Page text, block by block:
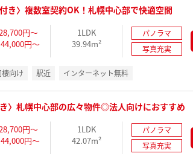
き〉複数室契約OK！札幌中心部で快適空間
円～
円～
1LDK
39.94m²
パノラマ
写真充実
棲向け 駅近 インターネット無料
〉札幌中心部の広々物件◎法人向けにおすすめ
円～
円～
1LDK
42.07m²
パノラマ
写真充実